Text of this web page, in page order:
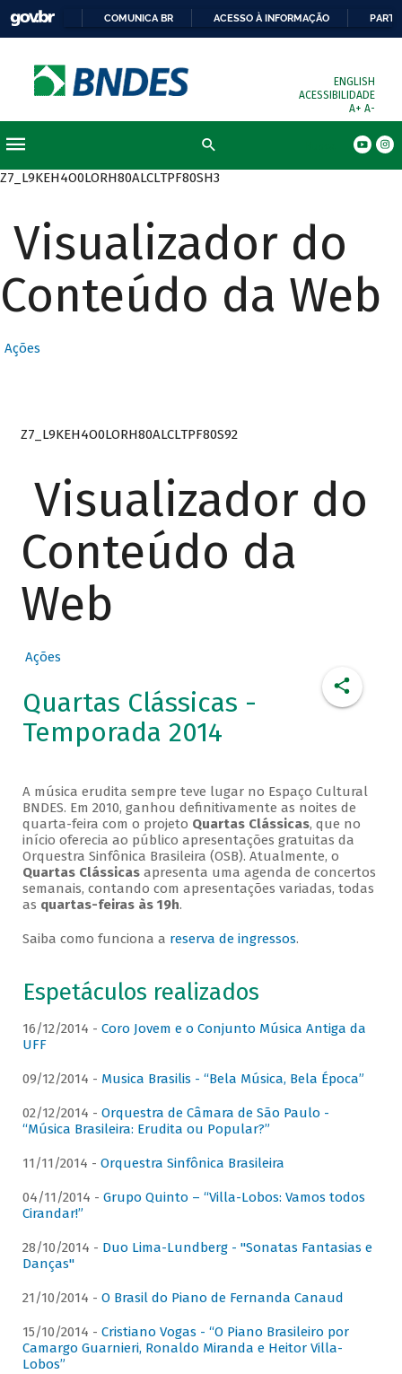
COMUNICA BR ACESSO À INFORMAÇÃO
ENGLISH
ACESSIBILIDADE
A+ A-
Z7_L9KEH4O0LORH80ALCLTPF80SH3
Visualizador do
Conteúdo da Web
Ações
Z7_L9KEH4O0LORH80ALCLTPF80S92
Visualizador do
Conteúdo da
Web
Ações
Quartas Clássicas -
Temporada 2014
A música erudita sempre teve lugar no Espaço Cultural
BNDES. Em 2010, ganhou definitivamente as noites de
quarta-feira com o projeto Quartas Clássicas, que no
início oferecia ao público apresentações gratuitas da
Orquestra Sinfônica Brasileira (OSB). Atualmente, o
Quartas Clássicasapresenta uma agenda de concertos
semanais, contando com apresentações variadas, todas
as quartas-feiras às 19h.
Saiba como funciona a reserva de ingressos.
Espetáculos realizados
16/12/2014 - Coro Jovem e o Conjunto Música Antiga da
UFF
09/12/2014 - Musica Brasilis - “Bela Música, Bela Época”
02/12/2014 - Orquestra de Câmara de São Paulo -
“Música Brasileira: Erudita ou Popular?”
11/11/2014 - Orquestra Sinfônica Brasileira
04/11/2014 - Grupo Quinto – “Villa-Lobos: Vamos todos
Cirandar!”
28/10/2014 - Duo Lima-Lundberg - "Sonatas Fantasias e
Danças"
21/10/2014 - O Brasil do Piano de Fernanda Canaud
15/10/2014 - Cristiano Vogas - “O Piano Brasileiro por
Camargo Guarnieri, Ronaldo Miranda e Heitor Villa-
Lobos”